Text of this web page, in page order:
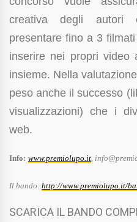
creativa degli autori
presentare fino a 3
inserire nei propri video
insieme. Nella
peso anche il successo
visualizzazioni) che i
web.
Info: www.premiolupo.it ,
Il bando: http://www.premiolupo.it/
SCARICA IL BANDO